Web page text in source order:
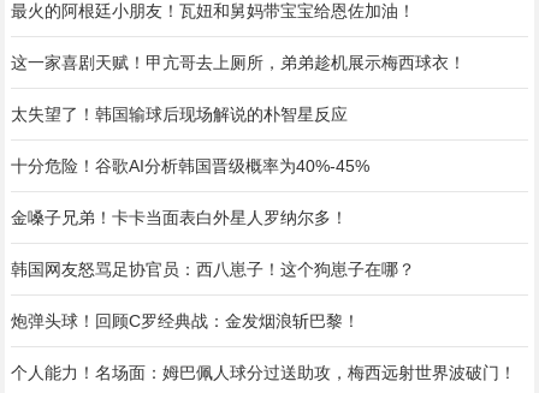
最火的阿根廷小朋友！瓦妞和舅妈带宝宝给恩佐加油！
这一家喜剧天赋！甲亢哥去上厕所，弟弟趁机展示梅西球衣！
太失望了！韩国输球后现场解说的朴智星反应
十分危险！谷歌AI分析韩国晋级概率为40%-45%
金嗓子兄弟！卡卡当面表白外星人罗纳尔多！
韩国网友怒骂足协官员：西八崽子！这个狗崽子在哪？
炮弹头球！回顾C罗经典战：金发烟浪斩巴黎！
个人能力！名场面：姆巴佩人球分过送助攻，梅西远射世界波破门！